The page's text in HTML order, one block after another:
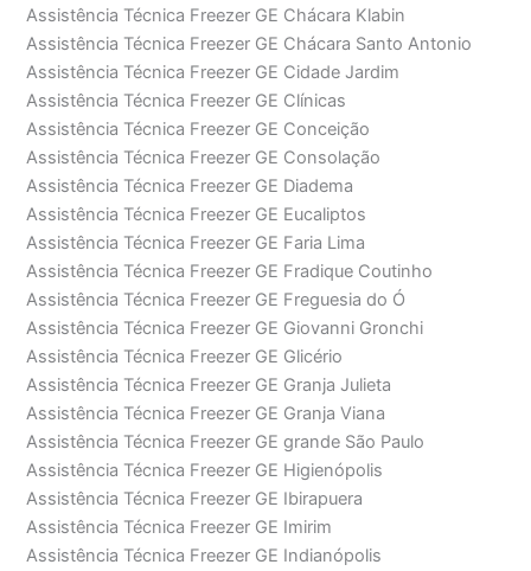
Assistência Técnica Freezer GE Chácara Klabin
Assistência Técnica Freezer GE Chácara Santo Antonio
Assistência Técnica Freezer GE Cidade Jardim
Assistência Técnica Freezer GE Clínicas
Assistência Técnica Freezer GE Conceição
Assistência Técnica Freezer GE Consolação
Assistência Técnica Freezer GE Diadema
Assistência Técnica Freezer GE Eucaliptos
Assistência Técnica Freezer GE Faria Lima
Assistência Técnica Freezer GE Fradique Coutinho
Assistência Técnica Freezer GE Freguesia do Ó
Assistência Técnica Freezer GE Giovanni Gronchi
Assistência Técnica Freezer GE Glicério
Assistência Técnica Freezer GE Granja Julieta
Assistência Técnica Freezer GE Granja Viana
Assistência Técnica Freezer GE grande São Paulo
Assistência Técnica Freezer GE Higienópolis
Assistência Técnica Freezer GE Ibirapuera
Assistência Técnica Freezer GE Imirim
Assistência Técnica Freezer GE Indianópolis